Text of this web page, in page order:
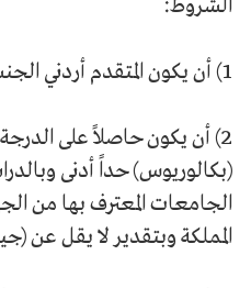
الشروط:
1) أن يكون المتقدم أردني الجنسية.
2) أن يكون حاصلاً على
(بكالوريوس) حداً أدنى
الجامعات المعترف بها من
المملكة وبتقدير لا يقل عن